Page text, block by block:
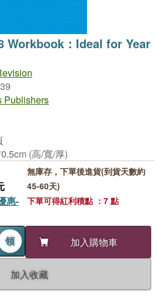
Workbook：Ideal for Year
Publishers
(高/寬/厚)
惠-
領 加入購物車
加入收藏
無庫存，下單後進貨(到貨天數約
45-60天)
下單可得紅利積點 ：7 點